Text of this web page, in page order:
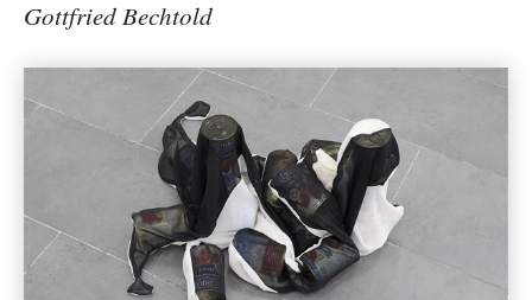
Gottfried Bechtold